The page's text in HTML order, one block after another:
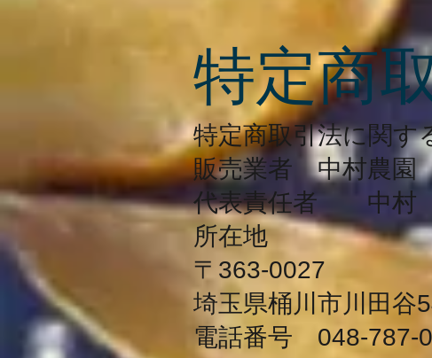
特定商
特定商取引法に関す
販売業者 中村農
代表責任者 中村
所在地
〒363-0027
埼玉県桶川市川田谷
電話番号 048-787-